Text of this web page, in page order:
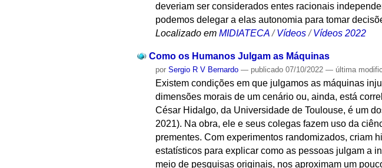
deveriam ser considerados entes racionais
podemos delegar a elas autonomia para tomar
Localizado em MIDIATECA /Vídeos /Vídeos 2022
Como os Humanos Julgam as Máquinas
porSergio R V Bernardo — publicado 07/10/2022— última
Existem condições em que julgamos as máquinas
dimensões morais de um cenário ou, ainda, está
César Hidalgo, da Universidade de Toulouse, é um
2021). Na obra, ele e seus colegas fazem uso da
prementes. Com experimentos randomizados, criam
estatísticos para explicar como as pessoas julgam a
meio de pesquisas originais, nos aproximam um